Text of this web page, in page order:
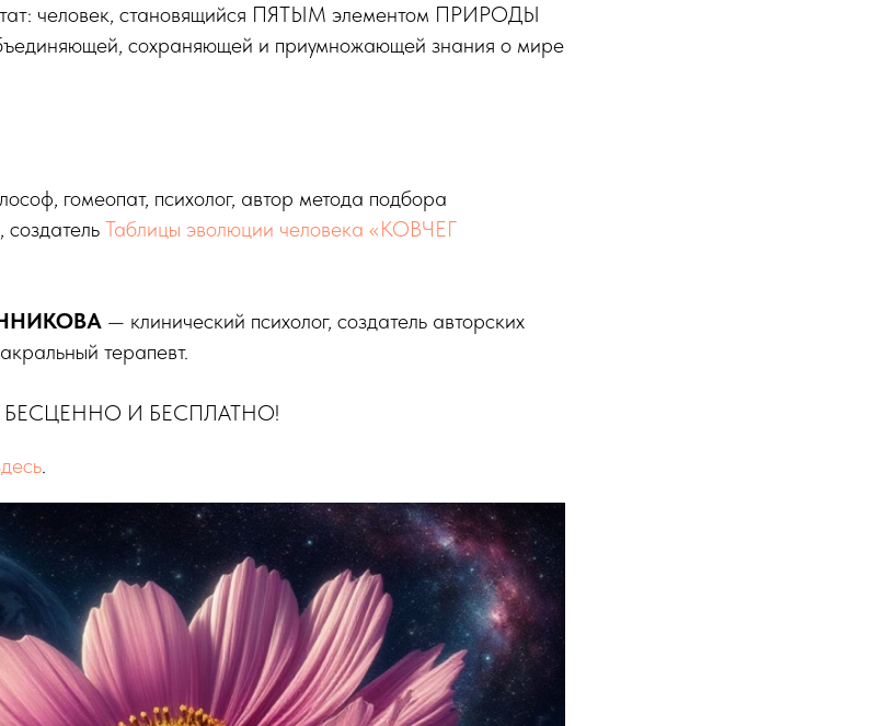
человек, становящийся ПЯТЫМ элементом ПРИРОДЫ
сохраняющей и приумножающей знания о мире
гомеопат, психолог, автор метода подбора
создатель Таблицы эволюции человека «КОВЧЕГ
— клинический психолог, создатель авторских
терапевт.
И БЕСПЛАТНО!
.